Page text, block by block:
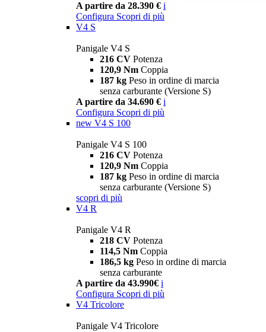
A partire da 28.390 € i
Configura Scopri di più
V4 S
Panigale V4 S
216 CV Potenza
120,9 Nm Coppia
187 kg Peso in ordine di marcia
senza carburante (Versione S)
A partire da 34.690 € i
Configura Scopri di più
new V4 S 100
Panigale V4 S 100
216 CV Potenza
120,9 Nm Coppia
187 kg Peso in ordine di marcia
senza carburante (Versione S)
scopri di più
V4 R
Panigale V4 R
218 CV Potenza
114,5 Nm Coppia
186,5 kg Peso in ordine di marcia
senza carburante
A partire da 43.990€ i
Configura Scopri di più
V4 Tricolore
Panigale V4 Tricolore